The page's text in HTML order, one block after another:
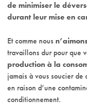
de minimiser le
durant leur mise en
Et comme nous
travaillons dur pour que
production à la
jamais à vous soucier
en raison d’une
conditionnement.